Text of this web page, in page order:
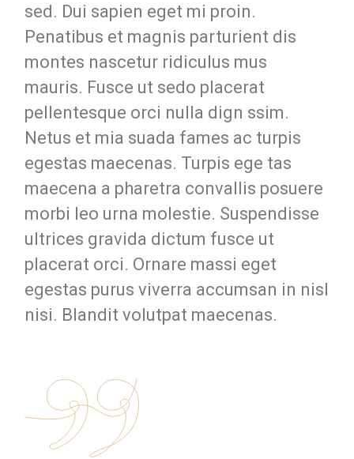
sed. Dui sapien eget mi proin.
Penatibus et magnis parturient dis
montes nascetur ridiculus mus
mauris. Fusce ut sedo placerat
pellentesque orci nulla dign ssim.
Netus et mia suada fames ac turpis
egestas maecenas. Turpis ege tas
maecena a pharetra convallis posuere
morbi leo urna molestie. Suspendisse
ultrices gravida dictum fusce ut
placerat orci. Ornare massi eget
egestas purus viverra accumsan in nisl
nisi. Blandit volutpat maecenas.